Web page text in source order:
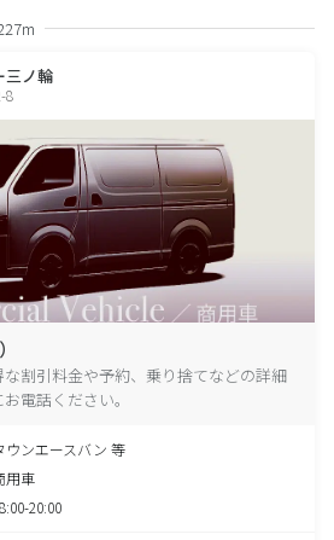
三ノ輪
8
割引料金や予約、乗り捨てなどの詳細
電話ください。
ウンエースバン 等
用車
20:00